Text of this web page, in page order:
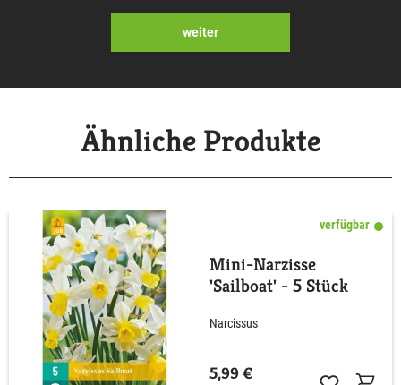
weiter
Ähnliche Produkte
verfügbar
Mini-Narzisse
'Sailboat' - 5 Stück
Narcissus
5,99 €